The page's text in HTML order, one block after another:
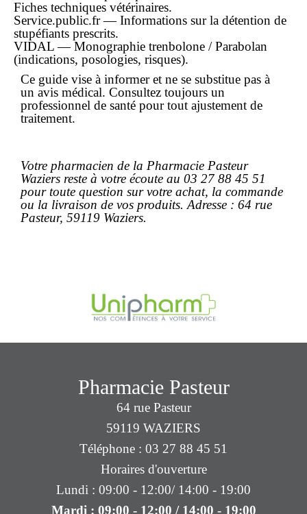
Fiches techniques vétérinaires.
Service.public.fr — Informations sur la détention de
stupéfiants prescrits.
VIDAL — Monographie trenbolone / Parabolan
(indications, posologies, risques).
Ce guide vise à informer et ne se substitue pas à
un avis médical. Consultez toujours un
professionnel de santé pour tout ajustement de
traitement.
Votre pharmacien de la Pharmacie Pasteur
Waziers reste à votre écoute au 03 27 88 45 51
pour toute question sur votre achat, la commande
ou la livraison de vos produits. Adresse : 64 rue
Pasteur, 59119 Waziers.
Pharmacie Pasteur
64 rue Pasteur
59119 WAZIERS
Téléphone : 03 27 88 45 51
Horaires d'ouverture
Lundi : 09:00 - 12:00/ 14:00 - 19:00
Mardi : 09:00 - 12:00 / 14:00 - 19:00